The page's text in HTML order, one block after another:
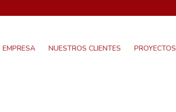
EMPRESA NUESTROS CLIENTES PROYECTOS